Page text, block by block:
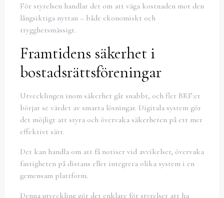
För styrelsen handlar det om att väga kostnaden mot den
långsiktiga nyttan – både ekonomiskt och
trygghetsmässigt.
Framtidens säkerhet i
bostadsrättsföreningar
Utvecklingen inom säkerhet går snabbt, och fler BRF:er
börjar se värdet av smarta lösningar. Digitala system gör
det möjligt att styra och övervaka säkerheten på ett mer
effektivt sätt.
Det kan handla om att få notiser vid avvikelser, övervaka
fastigheten på distans eller integrera olika system i en
gemensam plattform.
Denna utveckling gör det enklare för styrelser att ha